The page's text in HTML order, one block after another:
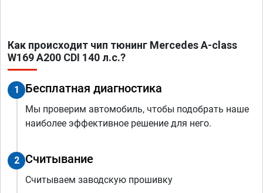
Как происходит чип тюнинг Mercedes A-class
W169 A200 CDI 140 л.с.?
1 Бесплатная диагностика
Мы проверим автомобиль, чтобы подобрать наше
наиболее эффективное решение для него.
2 Считывание
Считываем заводскую прошивку